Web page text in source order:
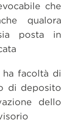
che
qualora
posta in
ha facoltà di
di deposito
dello